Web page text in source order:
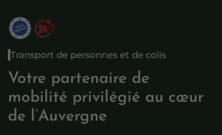
Transport de personnes et de colis
Votre partenaire de
mobilité privilégié au cœur
de l’Auvergne